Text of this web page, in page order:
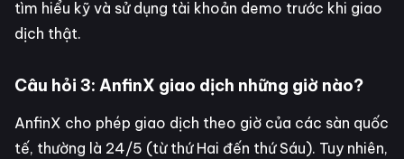
tìm hiểu kỹ và sử dụng tài khoản demo trước khi giao
dịch thật.
Câu hỏi 3: AnfinX giao dịch những giờ nào?
AnfinX cho phép giao dịch theo giờ của các sàn quốc
tế, thường là 24/5 (từ thứ Hai đến thứ Sáu). Tuy nhiên,